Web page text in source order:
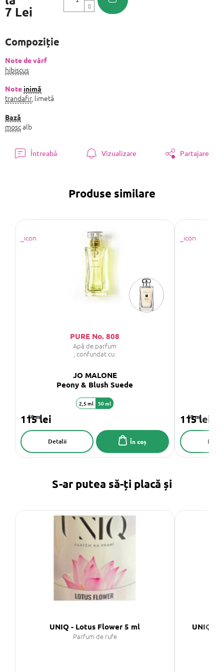
7 Lei
Compoziție
Note de vârf
hibiscus
Note inimă
trandafir, limetă
Bază
moscalb
Întreabă Vizualizare Partajare
Produse similare
PURE No. 808
Apă de parfum
, confundat cu:
JO MALONE
Peony & Blush Suede
50 ml
115 lei
În coș
Detalii
2,5 ml 50 ml
50 ml
115 lei
S-ar putea să-ți placă și
UNIQ - Lotus Flower 5 ml
Parfum de rufe
UNIQ